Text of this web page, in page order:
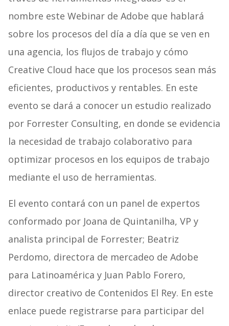
nombre este Webinar de Adobe que hablará
sobre los procesos del día a día que se ven en
una agencia, los flujos de trabajo y cómo
Creative Cloud hace que los procesos sean más
eficientes, productivos y rentables. En este
evento se dará a conocer un estudio realizado
por Forrester Consulting, en donde se evidencia
la necesidad de trabajo colaborativo para
optimizar procesos en los equipos de trabajo
mediante el uso de herramientas.
El evento contará con un panel de expertos
conformado por Joana de Quintanilha, VP y
analista principal de Forrester; Beatriz
Perdomo, directora de mercadeo de Adobe
para Latinoamérica y Juan Pablo Forero,
director creativo de Contenidos El Rey. En este
enlace puede registrarse para participar del